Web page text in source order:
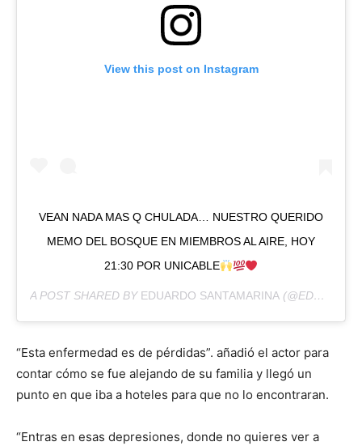
View this post on Instagram
VEAN NADA MAS Q CHULADA… NUESTRO QUERIDO
MEMO DEL BOSQUE EN MIEMBROS AL AIRE, HOY
21:30 POR UNICABLE
A POST SHARED BY EDUARDO SANTAMARINA (@EDUARDOSANTAMARINAMX) ON
“Esta enfermedad es de pérdidas”. añadió el actor para
contar cómo se fue alejando de su familia y llegó un
punto en que iba a hoteles para que no lo encontraran.
“Entras en esas depresiones, donde no quieres ver a